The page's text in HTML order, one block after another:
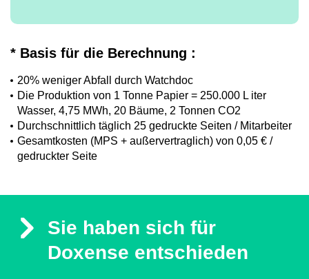
* Basis für die Berechnung :
20% weniger Abfall durch Watchdoc
Die Produktion von 1 Tonne Papier = 250.000 L iter
Wasser, 4,75 MWh, 20 Bäume, 2 Tonnen CO2
Durchschnittlich täglich 25 gedruckte Seiten / Mitarbeiter
Gesamtkosten (MPS + außervertraglich) von 0,05 € /
gedruckter Seite
Sie haben sich für
Doxense entschieden